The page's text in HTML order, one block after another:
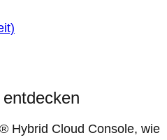
Hybrid Cloud Console, wie